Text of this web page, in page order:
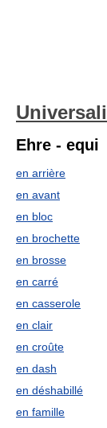
Ehre - equi
en arrière
en avant
en bloc
en brochette
en brosse
en carré
en casserole
en clair
en croûte
en dash
en déshabillé
en famille